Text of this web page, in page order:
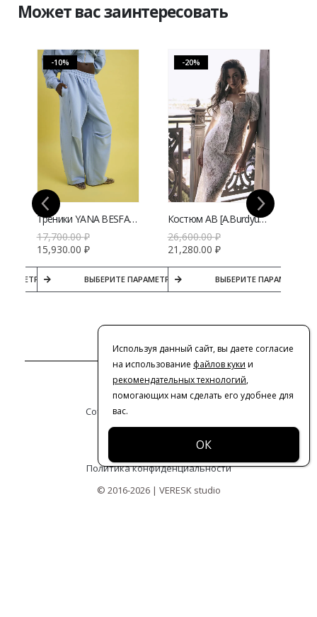
Может вас заинтересовать
-10%
Треники YANA BESFAMILNAYA Мотти голубого цвета | VERESK studio
17,700.00₽
15,930.00 ₽
ВЫБЕРИТЕ ПАРАМЕТРЫ
-20%
Костюм AB [A.Burdyugova] кружевной кремового цвета | VERESK studio
26,600.00₽
21,280.00 ₽
ВЫБЕРИТЕ ПАРАМЕТРЫ
Контакты
Сотрудничество с дизайнерами
Политика конфиденциальности
© 2016-2026 | VERESK studio
Используя данный сайт, вы даете согласие
на использование файлов куки и
рекомендательных технологий,
помогающих нам сделать его удобнее для
вас.